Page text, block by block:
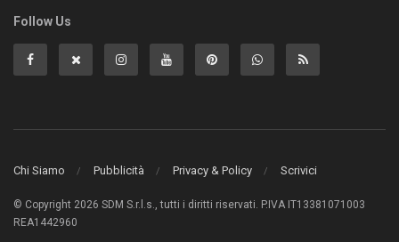
Follow Us
Chi Siamo Pubblicità Privacy & Policy Scrivici
© Copyright 2026 SDM S.r.l.s., tutti i diritti riservati. P.IVA IT13381071003
REA1442960